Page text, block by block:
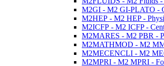
M2GI - M2 GI-PLATO -
M2HEP - M2 HEP -
M2ICFP - M2 ICFP -
M2MARES - M2 PBR -
M2MATHMOD - M2
M2MECENCLI - M2
M2MPRI - M2 MPRI -